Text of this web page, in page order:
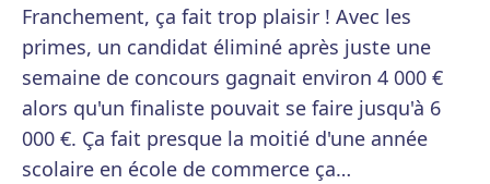
Franchement, ça fait trop plaisir ! Avec les
primes, un candidat éliminé après juste une
semaine de concours gagnait environ 4 000 €
alors qu'un finaliste pouvait se faire jusqu'à 6
000 €. Ça fait presque la moitié d'une année
scolaire en école de commerce ça…